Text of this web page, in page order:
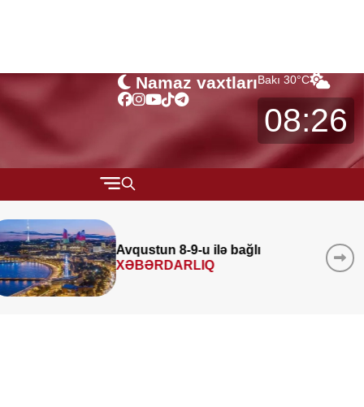
Namaz vaxtlarıBakı 30°C
08:26
MÜSAHİBƏ
MARAQLI
Azad edilmiş ərazilərində 340
layihəicra edilib